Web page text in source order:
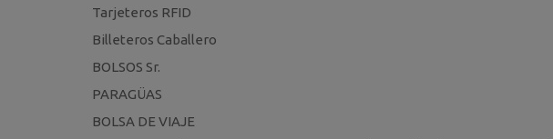
Tarjeteros RFID
Billeteros Caballero
BOLSOS Sr.
PARAGÜAS
BOLSA DE VIAJE